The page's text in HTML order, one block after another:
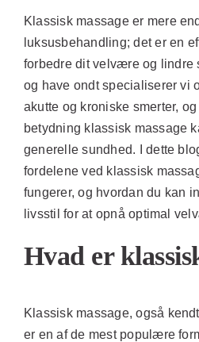
Klassisk massage er mere
luksusbehandling; det er en
forbedre dit velvære og lindre
og have ondt specialiserer vi
akutte og kroniske smerter,
betydning klassisk massage
generelle sundhed. I dette
fordelene ved klassisk
fungerer, og hvordan du kan
livsstil for at opnå optimal
Hvad er
Klassisk massage, også
er en af de mest populære